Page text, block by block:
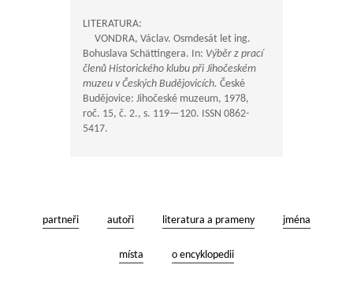
LITERATURA:
VONDRA, Václav. Osmdesát let ing.
Bohuslava Schättingera. In: Výběr z prací
členů Historického klubu při Jihočeském
muzeu v Českých Budějovicích. České
Budějovice: Jihočeské muzeum, 1978,
roč. 15, č. 2., s. 119—120. ISSN 0862-
5417.
partneři autoři literatura a prameny jména
místa o encyklopedii